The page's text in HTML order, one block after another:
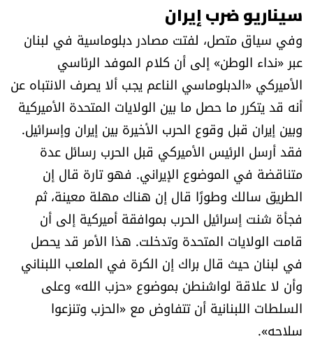
سيناريو ضرب إيران
وفي سياق متصل، لفتت مصادر دبلوماسية في لبنان
عبر «نداء الوطن» إلى أن كلام الموفد الرئاسي
الأميركي «الدبلوماسي الناعم يجب ألا يصرف الانتباه عن
أنه قد يتكرر ما حصل ما بين الولايات المتحدة الأميركية
وبين إيران قبل وقوع الحرب الأخيرة بين إيران وإسرائيل.
فقد أرسل الرئيس الأميركي قبل الحرب رسائل عدة
متناقضة في الموضوع الإيراني. فهو تارة قال إن
الطريق سالك وطورًا قال إن هناك مهلة معينة، ثم
فجأة شنت إسرائيل الحرب بموافقة أميركية إلى أن
قامت الولايات المتحدة وتدخلت. هذا الأمر قد يحصل
في لبنان حيث قال براك إن الكرة في الملعب اللبناني
وأن لا علاقة لواشنطن بموضوع «حزب الله» وعلى
السلطات اللبنانية أن تتفاوض مع «الحزب وتنزعوا
سلاحه».